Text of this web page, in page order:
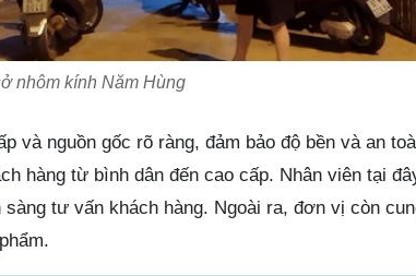
nhôm kính Năm Hùng
và nguồn gốc rõ ràng, đảm bảo độ bền và an
hàng từ bình dân đến cao cấp. Nhân viên tại
tư vấn khách hàng. Ngoài ra, đơn vị còn